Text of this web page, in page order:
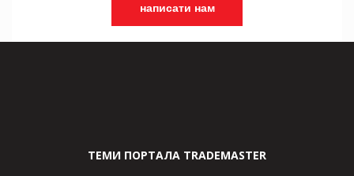
написати нам
ТЕМИ ПОРТАЛА TRADEMASTER